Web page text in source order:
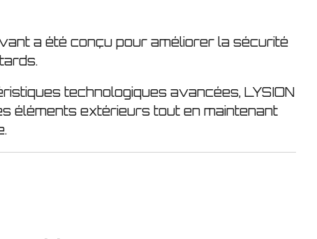
a été conçu pour améliorer la sécurité
technologiques avancées, LYSION
éléments extérieurs tout en maintenant